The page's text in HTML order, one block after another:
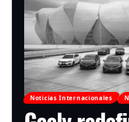
Noticias Internacionales